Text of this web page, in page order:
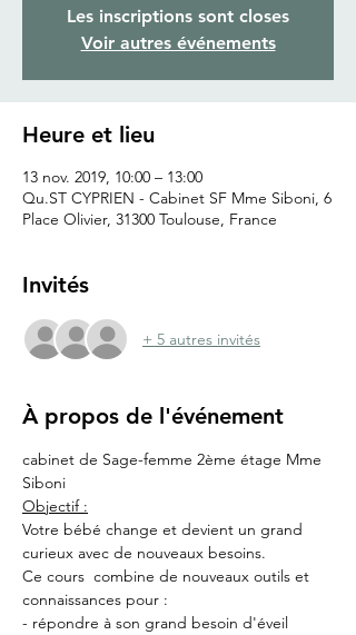
Les inscriptions sont closes
Voir autres événements
Heure et lieu
13 nov. 2019, 10:00 – 13:00
Qu.ST CYPRIEN - Cabinet SF Mme Siboni, 6
Place Olivier, 31300 Toulouse, France
Invités
+ 5 autres invités
À propos de l'événement
cabinet de Sage-femme 2ème étage Mme
Siboni
Objectif :
Votre bébé change et devient un grand
curieux avec de nouveaux besoins.
Ce cours  combine de nouveaux outils et
connaissances pour :
- répondre à son grand besoin d'éveil